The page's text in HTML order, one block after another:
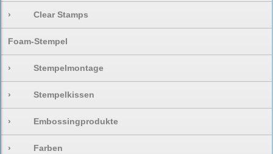
› Clear Stamps
Foam-Stempel
› Stempelmontage
› Stempelkissen
› Embossingprodukte
› Farben